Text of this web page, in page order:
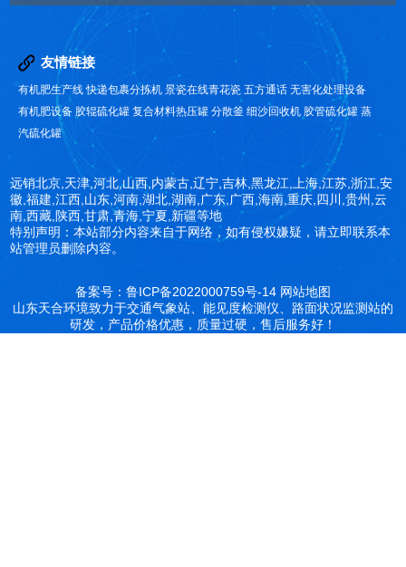
友情链接
有机肥生产线 快递包裹分拣机 景瓷在线青花瓷 五方通话 无害化处理设备
有机肥设备 胶辊硫化罐 复合材料热压罐 分散釜 细沙回收机 胶管硫化罐 蒸
汽硫化罐
远销北京,天津,河北,山西,内蒙古,辽宁,吉林,黑龙江,上海,江苏,浙江,安
徽,福建,江西,山东,河南,湖北,湖南,广东,广西,海南,重庆,四川,贵州,云
南,西藏,陕西,甘肃,青海,宁夏,新疆等地
特别声明：本站部分内容来自于网络，如有侵权嫌疑，请立即联系本
站管理员删除内容。
备案号：鲁ICP备2022000759号-14 网站地图
山东天合环境致力于交通气象站、能见度检测仪、路面状况监测站的
研发，产品价格优惠，质量过硬，售后服务好！